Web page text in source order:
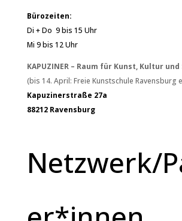
Bürozeiten:
Di + Do 9 bis 15 Uhr
Mi 9 bis 12 Uhr
KAPUZINER – Raum für Kunst, Kultur
(bis 14. April: Freie Kunstschule Ravensburg
Kapuzinerstraße 27a
88212 Ravensburg
Netzwerk/